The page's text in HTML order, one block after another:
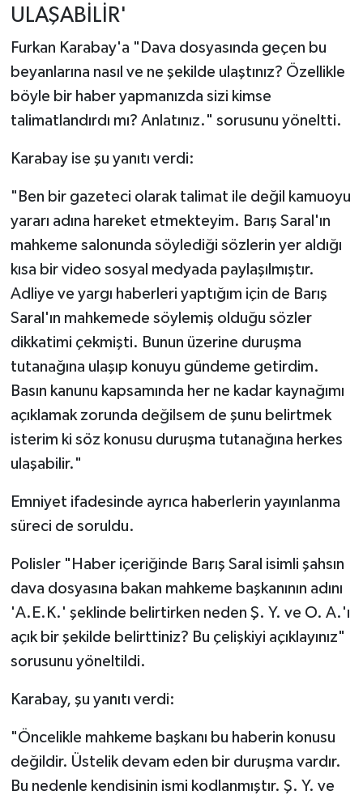
ULAŞABİLİR'
Furkan Karabay'a "Dava dosyasında geçen bu
beyanlarına nasıl ve ne şekilde ulaştınız? Özellikle
böyle bir haber yapmanızda sizi kimse
talimatlandırdı mı? Anlatınız." sorusunu yöneltti.
Karabay ise şu yanıtı verdi:
"Ben bir gazeteci olarak talimat ile değil kamuoyu
yararı adına hareket etmekteyim. Barış Saral'ın
mahkeme salonunda söylediği sözlerin yer aldığı
kısa bir video sosyal medyada paylaşılmıştır.
Adliye ve yargı haberleri yaptığım için de Barış
Saral'ın mahkemede söylemiş olduğu sözler
dikkatimi çekmişti. Bunun üzerine duruşma
tutanağına ulaşıp konuyu gündeme getirdim.
Basın kanunu kapsamında her ne kadar kaynağımı
açıklamak zorunda değilsem de şunu belirtmek
isterim ki söz konusu duruşma tutanağına herkes
ulaşabilir."
Emniyet ifadesinde ayrıca haberlerin yayınlanma
süreci de soruldu.
Polisler "Haber içeriğinde Barış Saral isimli şahsın
dava dosyasına bakan mahkeme başkanının adını
'A.E.K.' şeklinde belirtirken neden Ş. Y. ve O. A.'ı
açık bir şekilde belirttiniz? Bu çelişkiyi açıklayınız"
sorusunu yöneltildi.
Karabay, şu yanıtı verdi:
"Öncelikle mahkeme başkanı bu haberin konusu
değildir. Üstelik devam eden bir duruşma vardır.
Bu nedenle kendisinin ismi kodlanmıştır. Ş. Y. ve